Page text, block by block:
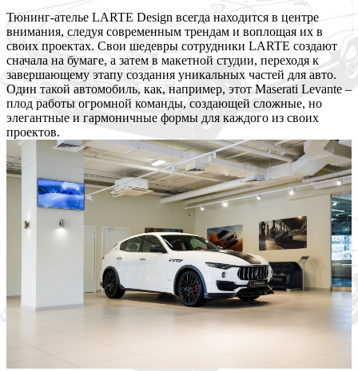
Тюнинг-ателье LARTE Design всегда находится в центре
внимания, следуя современным трендам и воплощая их в
своих проектах. Свои шедевры сотрудники LARTE создают
сначала на бумаге, а затем в макетной студии, переходя к
завершающему этапу создания уникальных частей для авто.
Один такой автомобиль, как, например, этот Maserati Levante –
плод работы огромной команды, создающей сложные, но
элегантные и гармоничные формы для каждого из своих
проектов.